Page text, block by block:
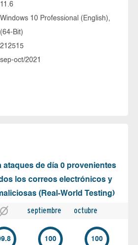
11.6
Windows 10 Professional (English),
(64-Bit)
212515
sep-oct/2021
ataques de día 0 provenientes
los correos electrónicos y
(Real-World Testing)
septiembre octubre
100 100